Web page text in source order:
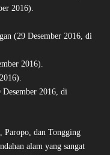
2016).
(29 Desember 2016, di
2016).
Desember 2016, di
Paropo, dan Tongging
alam yang sangat